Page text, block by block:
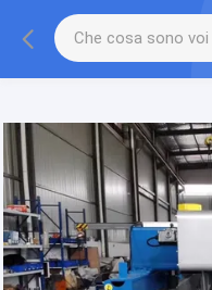
gtag('config', 'G-